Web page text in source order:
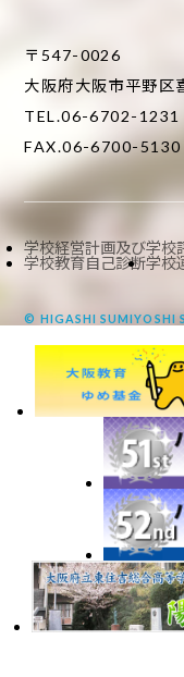
〒547-0026
大阪府大阪市平野
TEL.06-6702-1231
FAX.06-6700-5130
学校経営計画及び学校
学校教育自己診断学校
© HIGASHI SUMIYOSHI